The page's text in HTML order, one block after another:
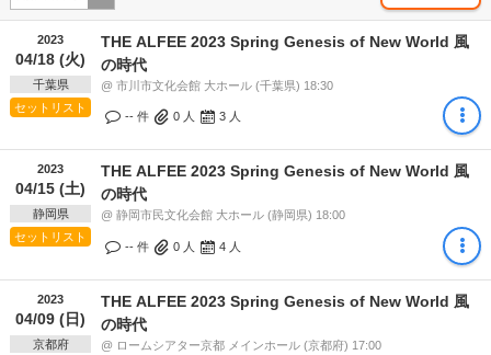
2023
04/18 (火)
千葉県
セットリスト
THE ALFEE 2023 Spring Genesis of New World 風
の時代
@ 市川市文化会館 大ホール (千葉県) 18:30
-- 件 0 人 3 人
2023
04/15 (土)
静岡県
セットリスト
THE ALFEE 2023 Spring Genesis of New World 風
の時代
@ 静岡市民文化会館 大ホール (静岡県) 18:00
-- 件 0 人 4 人
2023
04/09 (日)
京都府
THE ALFEE 2023 Spring Genesis of New World 風
の時代
@ ロームシアター京都 メインホール (京都府) 17:00